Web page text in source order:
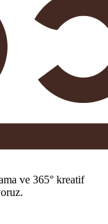
ve 365° kreatif